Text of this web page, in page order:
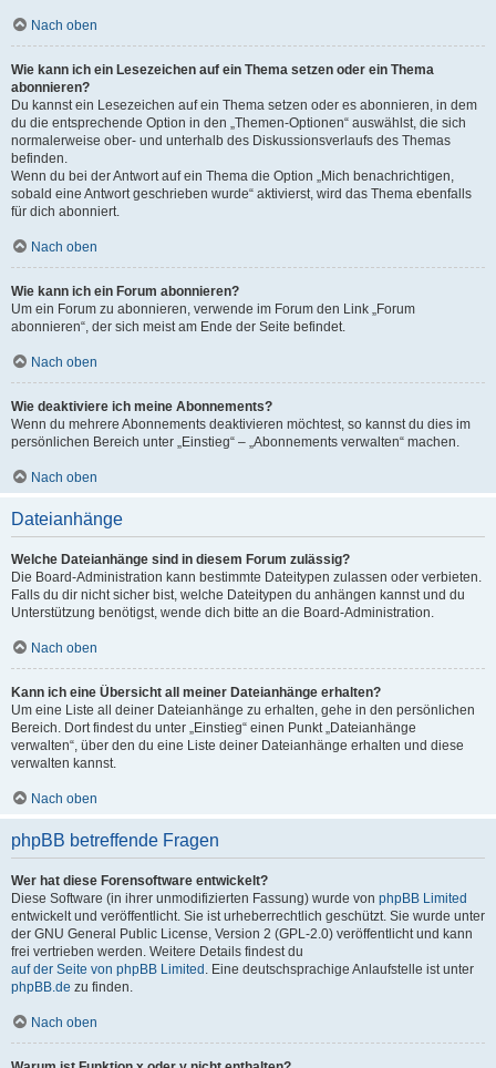
Nach oben
Wie kann ich ein Lesezeichen auf ein Thema setzen oder ein Thema
abonnieren?
Du kannst ein Lesezeichen auf ein Thema setzen oder es abonnieren, in dem
du die entsprechende Option in den „Themen-Optionen“ auswählst, die sich
normalerweise ober- und unterhalb des Diskussionsverlaufs des Themas
befinden.
Wenn du bei der Antwort auf ein Thema die Option „Mich benachrichtigen,
sobald eine Antwort geschrieben wurde“ aktivierst, wird das Thema ebenfalls
für dich abonniert.
Nach oben
Wie kann ich ein Forum abonnieren?
Um ein Forum zu abonnieren, verwende im Forum den Link „Forum
abonnieren“, der sich meist am Ende der Seite befindet.
Nach oben
Wie deaktiviere ich meine Abonnements?
Wenn du mehrere Abonnements deaktivieren möchtest, so kannst du dies im
persönlichen Bereich unter „Einstieg“ – „Abonnements verwalten“ machen.
Nach oben
Dateianhänge
Welche Dateianhänge sind in diesem Forum zulässig?
Die Board-Administration kann bestimmte Dateitypen zulassen oder verbieten.
Falls du dir nicht sicher bist, welche Dateitypen du anhängen kannst und du
Unterstützung benötigst, wende dich bitte an die Board-Administration.
Nach oben
Kann ich eine Übersicht all meiner Dateianhänge erhalten?
Um eine Liste all deiner Dateianhänge zu erhalten, gehe in den persönlichen
Bereich. Dort findest du unter „Einstieg“ einen Punkt „Dateianhänge
verwalten“, über den du eine Liste deiner Dateianhänge erhalten und diese
verwalten kannst.
Nach oben
phpBB betreffende Fragen
Wer hat diese Forensoftware entwickelt?
Diese Software (in ihrer unmodifizierten Fassung) wurde von phpBB Limited
entwickelt und veröffentlicht. Sie ist urheberrechtlich geschützt. Sie wurde unter
der GNU General Public License, Version 2 (GPL-2.0) veröffentlicht und kann
frei vertrieben werden. Weitere Details findest du
auf der Seite von phpBB Limited . Eine deutschsprachige Anlaufstelle ist unter
phpBB.de zu finden.
Nach oben